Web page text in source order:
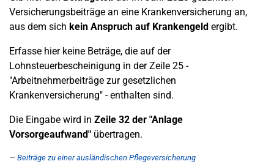
Versicherungsbeiträge an eine Krankenversicherung an,
aus dem sich kein Anspruch auf Krankengeld ergibt.
Erfasse hier keine Beträge, die auf der
Lohnsteuerbescheinigung in der Zeile 25 -
"Arbeitnehmerbeiträge zur gesetzlichen
Krankenversicherung" - enthalten sind.
Die Eingabe wird in Zeile 32 der "Anlage
Vorsorgeaufwand" übertragen.
Beiträge zu einer ausländischen Pflegeversicherung